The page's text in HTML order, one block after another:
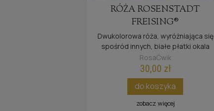
RÓŻA ROSENSTADT
FREISING®
Dwukolorowa róża, wyróżniająca się
spośród innych, białe płatki okala
czerwony brzeg.
RosaĆwik
30,00 zł
do koszyka
zobacz więcej